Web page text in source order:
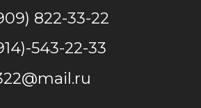
данных